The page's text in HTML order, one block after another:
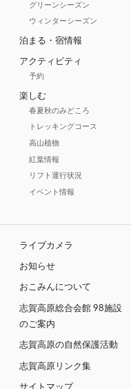
グリーンシーズン
ウィンターシーズン
泊まる・宿情報
アクティビティ
予約
楽しむ
春夏秋のみどころ
トレッキングコース
高山植物
紅葉情報
リフト運行状況
イベント情報
ライブカメラ
お知らせ
おこみんについて
志賀高原総合会館 98施設
のご案内
志賀高原の自然保護活動
志賀高原リンク集